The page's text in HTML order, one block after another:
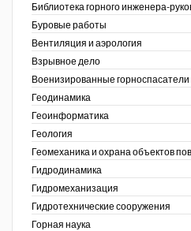
Библиотека горного инженера-
Буровые работы
Вентиляция и аэрология
Взрывное дело
Военизированные горноспасатели
Геодинамика
Геоинформатика
Геология
Геомеханика и охрана объектов
Гидродинамика
Гидромеханизация
Гидротехнические сооружения
Горная наука